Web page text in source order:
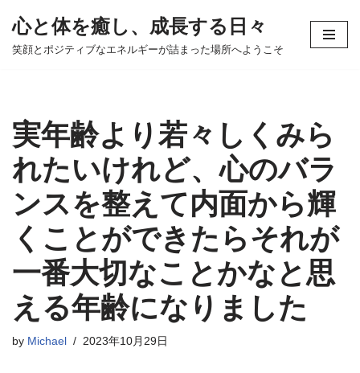
コ
ツ
へ
ス
キ
ッ
プ
心と体を癒し、成長する日々
笑顔とポジティブなエネルギーが詰まった場所へようこそ
実年齢より若々しくみら
れたいけれど、心のバラ
ンスを整えて内面から輝
くことができたらそれが
一番大切なことかなと思
える年齢になりました
by Michael 2023年10月29日